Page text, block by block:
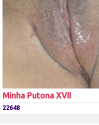
Minha Putona XVII
22648